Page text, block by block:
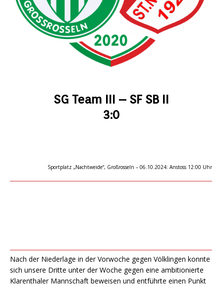
SG Team III – SF SB II
3:0
Sportplatz „Nachtweide“, Großrosseln – 06.10.2024: Anstoss 12:00 Uhr
Nach der Niederlage in der Vorwoche gegen Völklingen konnte
sich unsere Dritte unter der Woche gegen eine ambitionierte
Klarenthaler Mannschaft beweisen und entführte einen Punkt